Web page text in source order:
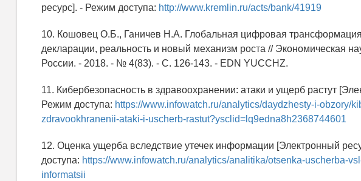
ресурс]. - Режим доступа: http://www.kremlin.ru/acts/bank/41919
10. Кошовец О.Б., Ганичев Н.А. Глобальная цифровая
декларации, реальность и новый механизм роста // Экономическая
России. - 2018. - № 4(83). - С. 126-143. - EDN YUCCHZ.
11. Кибербезопасность в здравоохранении: атаки и ущерб растут
Режим доступа: https://www.infowatch.ru/analytics/daydzhesty-i-obzory/
zdravookhranenii-ataki-i-uscherb-rastut?ysclid=lq9edna8h2368744601
12. Оценка ущерба вследствие утечек информации [Электронный
доступа: https://www.infowatch.ru/analytics/analitika/otsenka-uscherba-
informatsii